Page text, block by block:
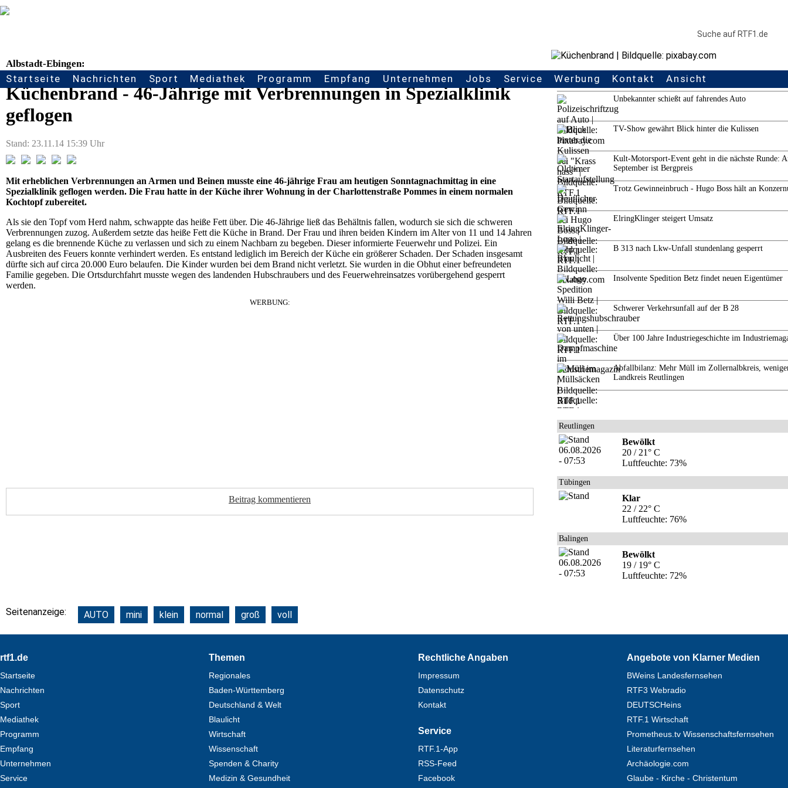
Seitennavigation
Startseite Nachrichten Sport Mediathek Programm Empfang Unternehmen Jobs Service Werbung Kontakt Ansicht
Albstadt-Ebingen:
Küchenbrand - 46-Jährige mit Verbrennungen in Spezialklinik
geflogen
Stand: 23.11.14 15:39 Uhr
Mit erheblichen Verbrennungen an Armen und Beinen musste eine 46-jährige Frau am heutigen Sonntagnachmittag in eine
Spezialklinik geflogen werden. Die Frau hatte in der Küche ihrer Wohnung in der Charlottenstraße Pommes in einem normalen
Kochtopf zubereitet.
Als sie den Topf vom Herd nahm, schwappte das heiße Fett über. Die 46-Jährige ließ das Behältnis fallen, wodurch sie sich die schweren
Verbrennungen zuzog. Außerdem setzte das heiße Fett die Küche in Brand. Der Frau und ihren beiden Kindern im Alter von 11 und 14 Jahren
gelang es die brennende Küche zu verlassen und sich zu einem Nachbarn zu begeben. Dieser informierte Feuerwehr und Polizei. Ein
Ausbreiten des Feuers konnte verhindert werden. Es entstand lediglich im Bereich der Küche ein größerer Schaden. Der Schaden insgesamt
dürfte sich auf circa 20.000 Euro belaufen. Die Kinder wurden bei dem Brand nicht verletzt. Sie wurden in die Obhut einer befreundeten
Familie gegeben. Die Ortsdurchfahrt musste wegen des landenden Hubschraubers und des Feuerwehreinsatzes vorübergehend gesperrt
werden.
WERBUNG:
Beitrag kommentieren
Weitere Themen
Unbekannter schießt auf fahrendes Auto
TV-Show gewährt Blick hinter die Kulissen
Kult-Motorsport-Event geht in die nächste Runde:
September ist Bergpreis
Trotz Gewinneinbruch - Hugo Boss hält an
ElringKlinger steigert Umsatz
B 313 nach Lkw-Unfall stundenlang gesperrt
Insolvente Spedition Betz findet neuen Eigentümer
Schwerer Verkehrsunfall auf der B 28
Über 100 Jahre Industriegeschichte im
Abfallbilanz: Mehr Müll im Zollernalbkreis,
Landkreis Reutlingen
Reutlingen
Bewölkt
20 / 21° C
Luftfeuchte: 73%
Tübingen
Klar
22 / 22° C
Luftfeuchte: 76%
Balingen
Bewölkt
19 / 19° C
Luftfeuchte: 72%
Seitenanzeige: AUTO mini klein normal groß voll
Footer
rtf1.de
Startseite
Nachrichten
Sport
Mediathek
Programm
Empfang
Unternehmen
Service
Themen
Regionales
Baden-Württemberg
Deutschland & Welt
Blaulicht
Wirtschaft
Wissenschaft
Spenden & Charity
Medizin & Gesundheit
Rechtliche Angaben
Impressum
Datenschutz
Kontakt
Service
RTF.1-App
RSS-Feed
Facebook
Angebote von Klarner Medien
BWeins Landesfernsehen
RTF3 Webradio
DEUTSCHeins
RTF.1 Wirtschaft
Prometheus.tv Wissenschaftsfernsehen
Literaturfernsehen
Archäologie.com
Glaube - Kirche - Christentum